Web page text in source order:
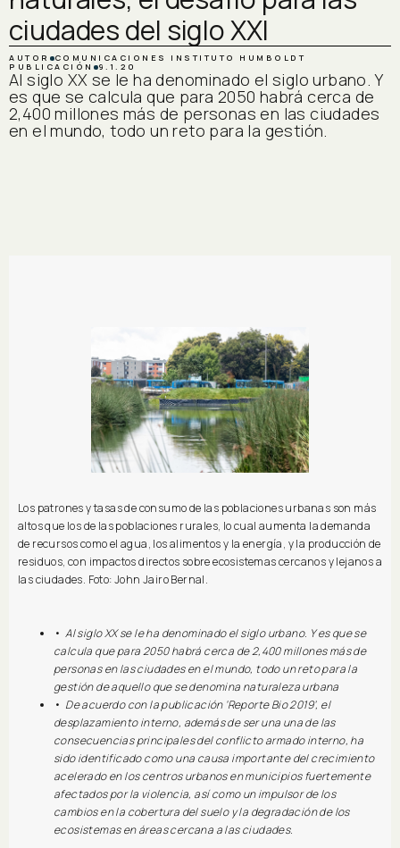
ciudades del siglo XXI
AUTOR COMUNICACIONES INSTITUTO HUMBOLDT
PUBLICACIÓN 9.1.20
Al siglo XX se le ha denominado el siglo urbano. Y
es que se calcula que para 2050 habrá cerca de
2,400 millones más de personas en las ciudades
en el mundo, todo un reto para la gestión.
Los patrones y tasas de consumo de las poblaciones urbanas son más
altos que los de las poblaciones rurales, lo cual aumenta la demanda
de recursos como el agua, los alimentos y la energía, y la producción de
residuos, con impactos directos sobre ecosistemas cercanos y lejanos a
las ciudades. Foto: John Jairo Bernal.
•Al siglo XX se le ha denominado el siglo urbano. Y es que se
calcula que para 2050 habrá cerca de 2,400 millones más de
personas en las ciudades en el mundo, todo un reto para la
gestión de aquello que se denomina naturaleza urbana
• De acuerdo con la publicación ‘Reporte Bio 2019’, el
desplazamiento interno, además de ser una una de las
consecuencias principales del conflicto armado interno, ha
sido identificado como una causa importante del crecimiento
acelerado en los centros urbanos en municipios fuertemente
afectados por la violencia, así como un impulsor de los
cambios en la cobertura del suelo y la degradación de los
ecosistemas en áreas cercana a las ciudades.